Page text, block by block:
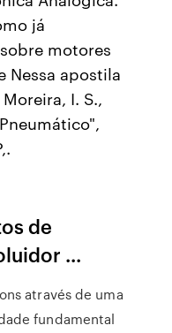
já
motores
Nessa apostila
I. S.,
de
...
através de uma
fundamental